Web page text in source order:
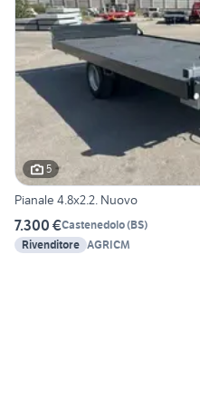
5
Pianale 4.8x2.2. Nuovo
7.300 €Castenedolo(BS)
Rivenditore AGRICM